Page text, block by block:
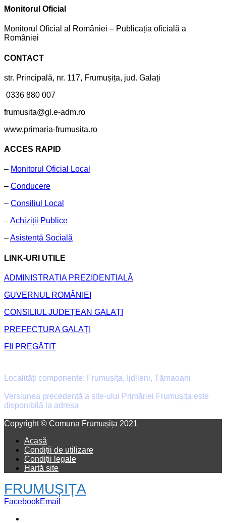
Monitorul Oficial
Monitorul Oficial al României – Publicația oficială a
României
CONTACT
str. Principală, nr. 117, Frumușița, jud. Galați
0336 880 007
frumusita@gl.e-adm.ro
www.primaria-frumusita.ro
ACCES RAPID
– Monitorul Oficial Local
– Conducere
– Consiliul Local
–Achiziții Publice
–Asistență Socială
LINK-URI UTILE
ADMINISTRAȚIA PREZIDENȚIALĂ
GUVERNUL ROMÂNIEI
CONSILIUL JUDEȚEAN GALAȚI
PREFECTURA GALAȚI
FII PREGĂTIT
Localități componente: Frumușița, Ijdileni, Tămaoani
Versiunea precedentă a site-ului Primăriei Frumușița este
disponibilă la adresa
Copyright © Comuna Frumușița 2021
Acasă
Condiții de utilizare
Condiții legale
Hartă site
FRUMUȘIȚA
FacebookEmail